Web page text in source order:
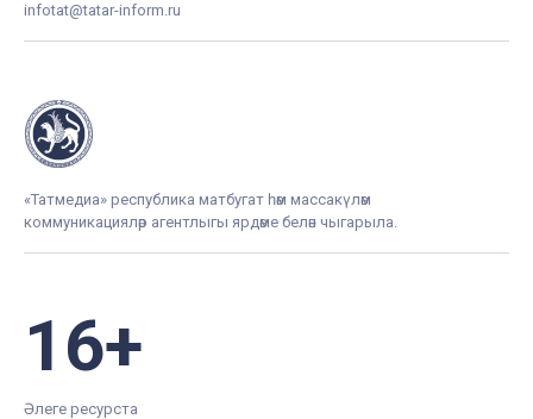
infotat@tatar-inform.ru
«Татмедиа» республика матбугат һәм массакүләм
коммуникацияләр агентлыгы ярдәме белән чыгарыла.
16+
Әлеге ресурста